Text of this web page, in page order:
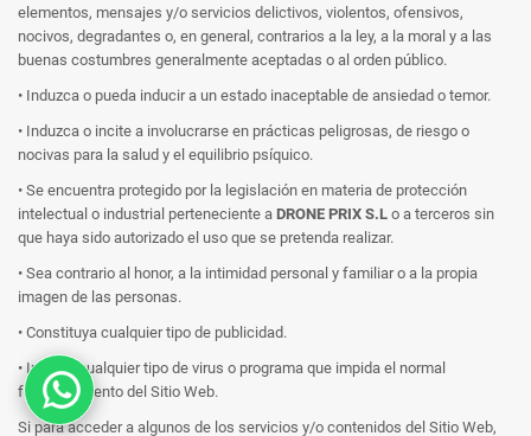
elementos, mensajes y/o servicios delictivos, violentos, ofensivos,
nocivos, degradantes o, en general, contrarios a la ley, a la moral y a las
buenas costumbres generalmente aceptadas o al orden público.
• Induzca o pueda inducir a un estado inaceptable de ansiedad o temor.
• Induzca o incite a involucrarse en prácticas peligrosas, de riesgo o
nocivas para la salud y el equilibrio psíquico.
• Se encuentra protegido por la legislación en materia de protección
intelectual o industrial perteneciente a DRONE PRIX S.L o a terceros sin
que haya sido autorizado el uso que se pretenda realizar.
• Sea contrario al honor, a la intimidad personal y familiar o a la propia
imagen de las personas.
• Constituya cualquier tipo de publicidad.
• Incluya cualquier tipo de virus o programa que impida el normal
funcionamiento del Sitio Web.
Si para acceder a algunos de los servicios y/o contenidos del Sitio Web,